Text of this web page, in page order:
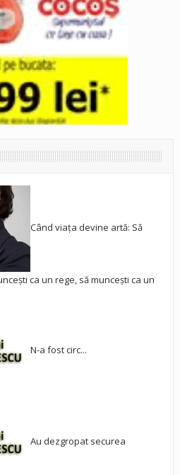
Când viața devine artă: Să
ca un rege, să muncești ca un
N-a fost circ...
Au dezgropat securea